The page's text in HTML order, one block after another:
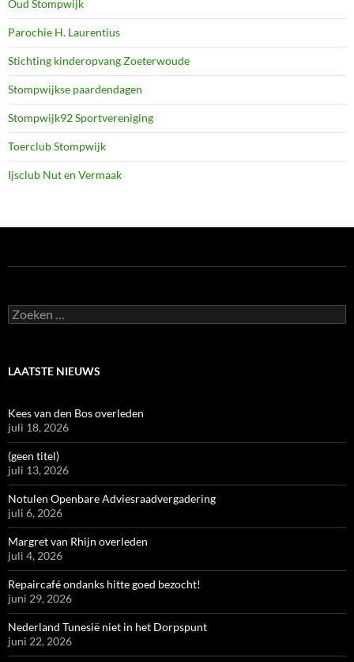
Oud Stompwijk
Parochie H. Laurentius
Stichting kinderopvang Zoeterwoude
Stompwijkse paardendagen
Stompwijk92 Sportvereniging
Toerclub Stompwijk
Ijsclub Nut en Vermaak
Zoeken
naar:
LAATSTE NIEUWS
Kees van den Bos overleden
juli 18, 2026
(geen titel)
juli 13, 2026
Notulen Openbare Adviesraadvergadering
juli 6, 2026
Margret van Rhijn overleden
juli 4, 2026
Repaircafé ondanks hitte goed bezocht!
juni 29, 2026
Nederland Tunesië niet in het Dorpspunt
juni 22, 2026